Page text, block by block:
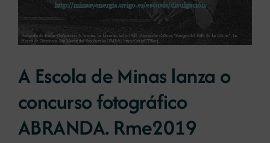
A Escola de Minas lanza o
concurso fotográfico
ABRANDA. Rme2019